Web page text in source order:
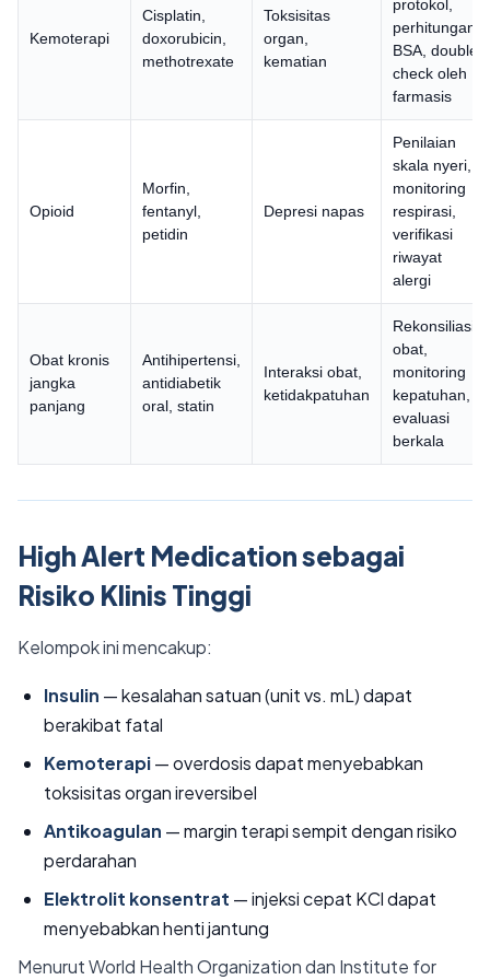
Kemoterapi
Cisplatin,
doxorubicin,
methotrexate
Toksisitas
organ,
kematian
protokol,
perhitungan
BSA, double
check oleh
farmasis
Opioid
Morfin,
fentanyl,
petidin
Depresi napas
Penilaian
skala nyeri,
monitoring
respirasi,
verifikasi
riwayat
alergi
Obat kronis
jangka
panjang
Antihipertensi,
antidiabetik
oral, statin
Interaksi obat,
ketidakpatuhan
Rekonsiliasi
obat,
monitoring
kepatuhan,
evaluasi
berkala
High Alert Medication sebagai
Risiko Klinis Tinggi
Kelompok ini mencakup:
Insulin — kesalahan satuan (unit vs. mL) dapat
berakibat fatal
Kemoterapi— overdosis dapat menyebabkan
toksisitas organ ireversibel
Antikoagulan — margin terapi sempit dengan risiko
perdarahan
Elektrolit konsentrat — injeksi cepat KCl dapat
menyebabkan henti jantung
Menurut World Health Organization dan Institute for